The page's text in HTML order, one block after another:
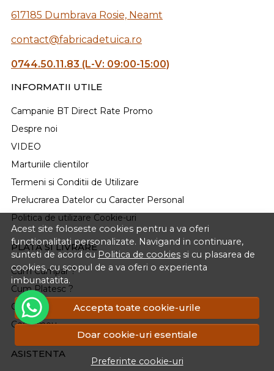
Acest site foloseste cookies pentru a va oferi
functionalitati personalizate. Navigand in continuare,
sunteti de acord cu Politica de cookies si cu plasarea de
cookies, cu scopul de a va oferi o experienta
imbunatatita.
Accepta toate cookie-urile
Doar cookie-uri esentiale
Preferinte cookie-uri
617185 Dumbrava Rosie, Neamt
contact@fabricadetuica.ro
0744.50.11.83 (L-V: 09:00-15:00)
INFORMATII UTILE
Campanie BT Direct Rate Promo
Despre noi
VIDEO
Marturiile clientilor
Termeni si Conditii de Utilizare
Prelucrarea Datelor cu Caracter Personal
Politica de utilizare Cookie-uri
PLATA SI LIVRARE
Cum Cumpar ?
Cum Platesc ?
Cum Se Livreaza ?
Cosul meu
ASISTENTA